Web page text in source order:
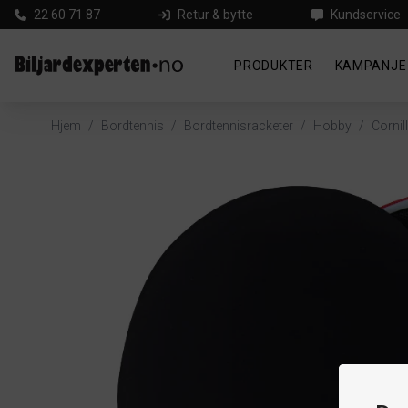
22 60 71 87 Retur & bytte Kundservice
PRODUKTER KAMPANJE
Hjem / Bordtennis / Bordtennisracketer / Hobby /